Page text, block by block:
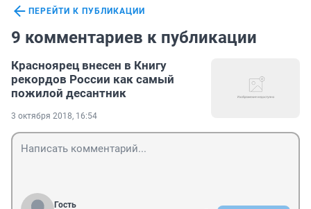
ПЕРЕЙТИ К ПУБЛИКАЦИИ
9 комментариев к публикации
Красноярец внесен в Книгу
рекордов России как самый
пожилой десантник
3 октября 2018, 16:54
Гость